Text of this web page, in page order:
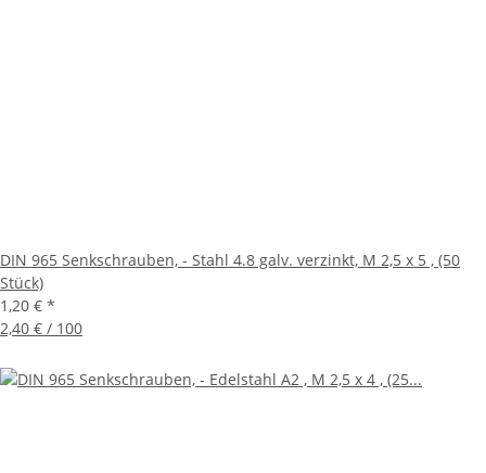
DIN 965 Senkschrauben, - Stahl 4.8 galv. verzinkt, M 2,5 x 5 , (50
Stück)
1,20 € *
2,40 € / 100